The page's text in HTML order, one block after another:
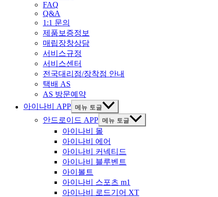
FAQ
Q&A
1:1 문의
제품보증정보
매립장창상담
서비스규정
서비스센터
전국대리점/장착점 안내
택배 AS
AS 방문예약
아이나비 APP 메뉴 토글
안드로이드 APP 메뉴 토글
아이나비 몰
아이나비 에어
아이나비 커넥티드
아이나비 블루벤트
아이볼트
아이나비 스포츠 m1
아이나비 로드기어 XT